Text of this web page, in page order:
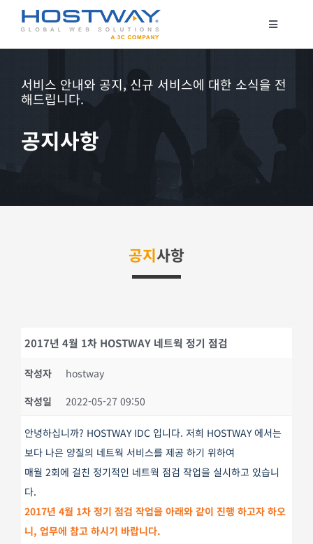
츠
Toggle
코로케이션
클라우드
보안서비스
고객지원
서비스 안내와 공지, 신규 서비스에 대한 소식을 전
해드립니다.
공지사항
공지사항
2017년 4월 1차 HOSTWAY 네트웍 정기 점검
작성자
hostway
작성일
2022-05-27 09:50
안녕하십니까? HOSTWAY IDC 입니다. 저희 HOSTWAY 에서는
보다 나은 양질의 네트웍 서비스를 제공 하기 위하여
매월 2회에 걸친 정기적인 네트웍 점검 작업을 실시하고 있습니
다.
2017년 4월 1차 정기 점검 작업을 아래와 같이 진행 하고자 하오
니, 업무에 참고 하시기 바랍니다.